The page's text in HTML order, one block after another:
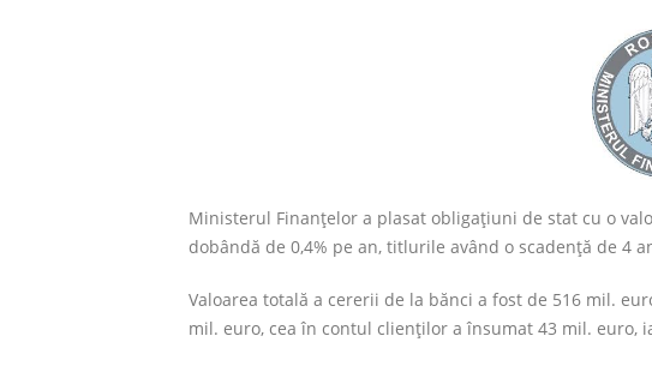
Ministerul Finanţelor a plasat obligaţiuni de stat cu o
dobândă de 0,4% pe an, titlurile având o scadenţă de 4
Valoarea totală a cererii de la bănci a fost de 516 mil.
mil. euro, cea în contul clienţilor a însumat 43 mil. euro,